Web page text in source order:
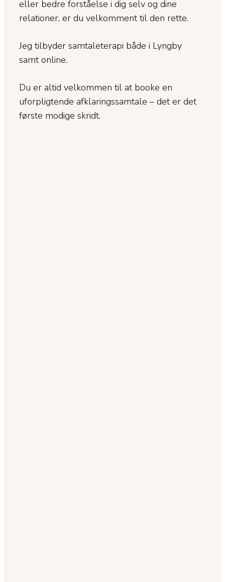
eller bedre forståelse i dig selv og dine
relationer, er du velkomment til den rette.
Jeg tilbyder samtaleterapi både i Lyngby
samt online.
Du er altid velkommen til at booke en
uforpligtende afklaringssamtale – det er det
første modige skridt.